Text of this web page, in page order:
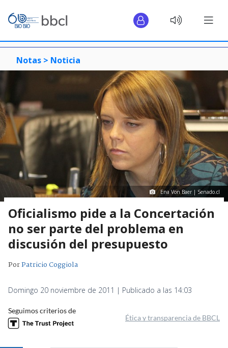
Notas > Noticia
Ena Von Baer | Senado.cl
Oficialismo pide a la Concertación
no ser parte del problema en
discusión del presupuesto
PorPatricio Coggiola
Domingo 20 noviembre de 2011 | Publicado a las 14:03
Seguimos criterios de
Ética y transparencia de BBCL